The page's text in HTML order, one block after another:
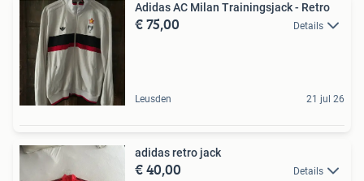
Adidas AC Milan Trainingsjack - Retro
€ 75,00 Details
Leusden 21 jul 26
adidas retro jack
€ 40,00 Details